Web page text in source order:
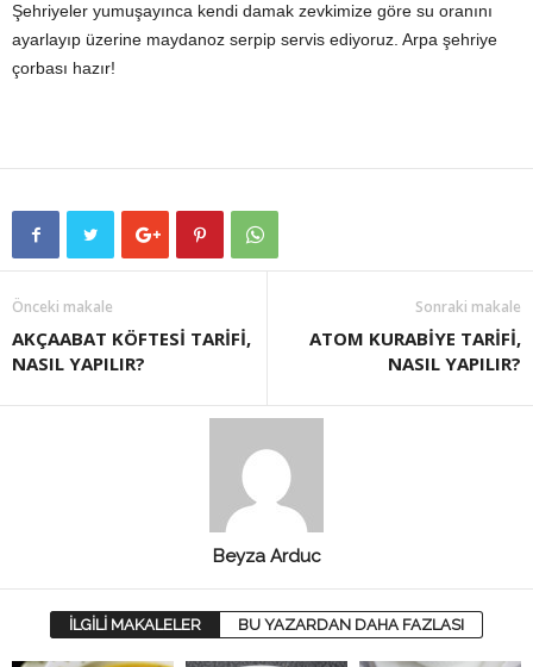
Şehriyeler yumuşayınca kendi damak zevkimize göre su oranını
ayarlayıp üzerine maydanoz serpip servis ediyoruz. Arpa şehriye
çorbası hazır!
Önceki makale
AKÇAABAT KÖFTESİ TARİFİ,
NASIL YAPILIR?
Sonraki makale
ATOM KURABİYE TARİFİ,
NASIL YAPILIR?
Beyza Arduc
İLGİLİ MAKALELER BU YAZARDAN DAHA FAZLASI